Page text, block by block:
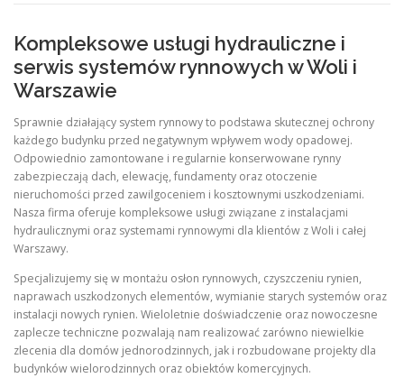
Kompleksowe usługi hydrauliczne i
serwis systemów rynnowych w Woli i
Warszawie
Sprawnie działający system rynnowy to podstawa skutecznej ochrony
każdego budynku przed negatywnym wpływem wody opadowej.
Odpowiednio zamontowane i regularnie konserwowane rynny
zabezpieczają dach, elewację, fundamenty oraz otoczenie
nieruchomości przed zawilgoceniem i kosztownymi uszkodzeniami.
Nasza firma oferuje kompleksowe usługi związane z instalacjami
hydraulicznymi oraz systemami rynnowymi dla klientów z Woli i całej
Warszawy.
Specjalizujemy się w montażu osłon rynnowych, czyszczeniu rynien,
naprawach uszkodzonych elementów, wymianie starych systemów oraz
instalacji nowych rynien. Wieloletnie doświadczenie oraz nowoczesne
zaplecze techniczne pozwalają nam realizować zarówno niewielkie
zlecenia dla domów jednorodzinnych, jak i rozbudowane projekty dla
budynków wielorodzinnych oraz obiektów komercyjnych.